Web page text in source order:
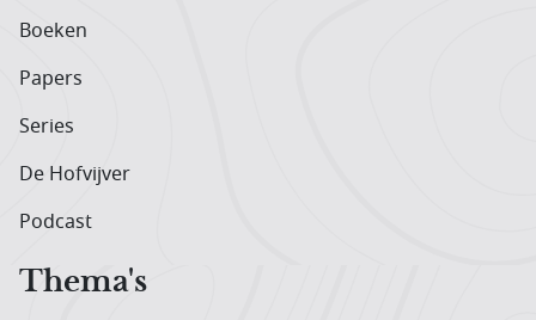
Boeken
Papers
Series
De Hofvijver
Podcast
Thema's